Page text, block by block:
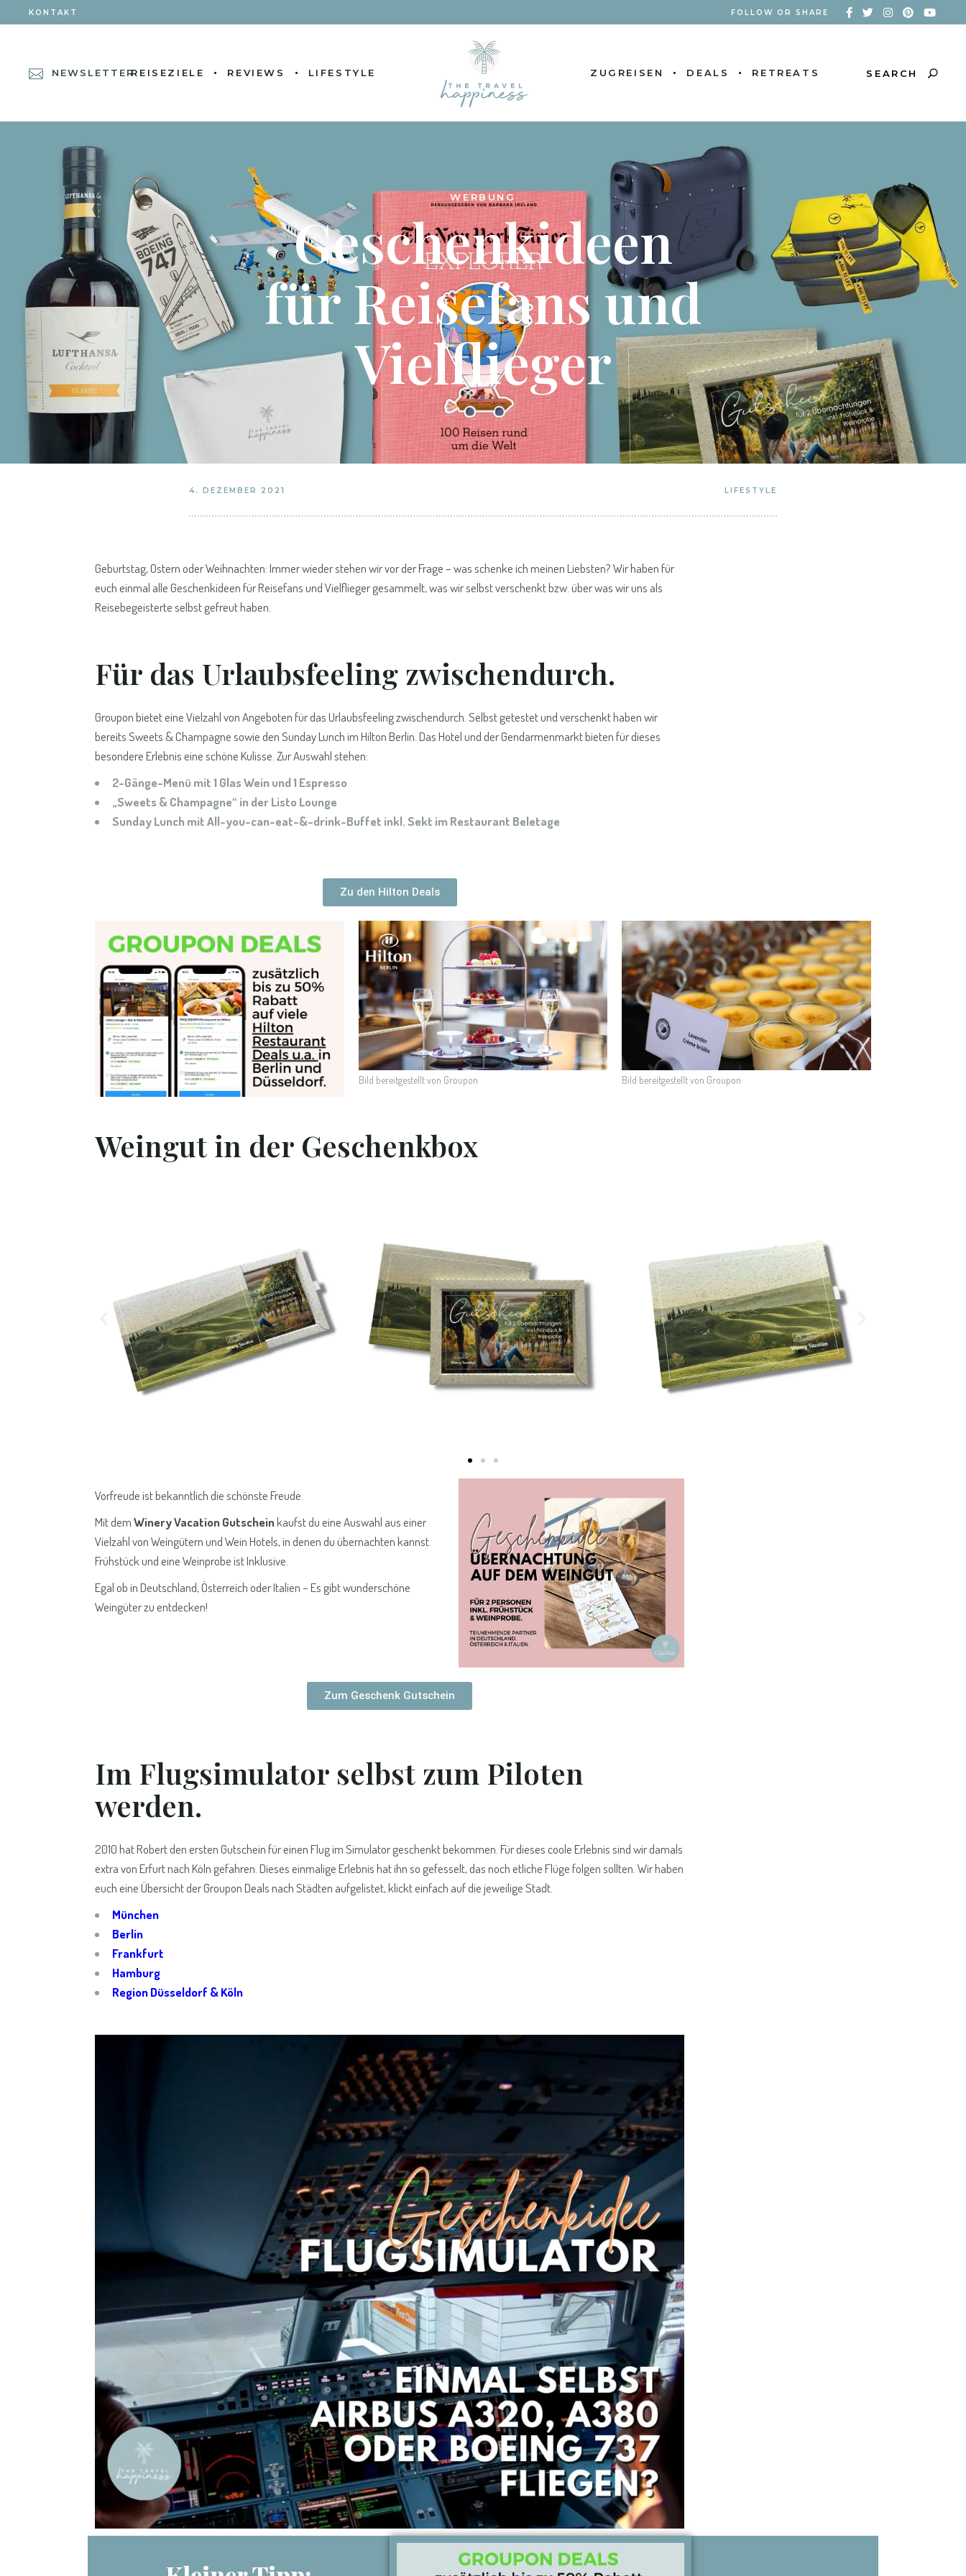
KONTAKT FOLLOW OR SHARE
NEWSLETTERREISEZIELE REVIEWS LIFESTYLE ZUGREISEN DEALS RETREATS SEARCH
WERBUNG
Geschenkideen
für Reisefans und
Vielflieger
4. DEZEMBER 2021 LIFESTYLE
Geburtstag, Ostern oder Weihnachten: Immer wieder stehen wir vor der Frage – was schenke ich meinen Liebsten? Wir haben für
euch einmal alle Geschenkideen für Reisefans und Vielflieger gesammelt, was wir selbst verschenkt bzw. über was wir uns als
Reisebegeisterte selbst gefreut haben.
Für das Urlaubsfeeling zwischendurch.
Groupon bietet eine Vielzahl von Angeboten für das Urlaubsfeeling zwischendurch. Selbst getestet und verschenkt haben wir
bereits Sweets & Champagne sowie den Sunday Lunch im Hilton Berlin. Das Hotel und der Gendarmenmarkt bieten für dieses
besondere Erlebnis eine schöne Kulisse. Zur Auswahl stehen:
2-Gänge-Menü mit 1 Glas Wein und 1 Espresso
„Sweets & Champagne“ in der Listo Lounge
Sunday Lunch mit All-you-can-eat-&-drink-Buffet inkl. Sekt im Restaurant Beletage
Zu den Hilton Deals
Bild bereitgestellt von Groupon Bild bereitgestellt von Groupon
Weingut in der Geschenkbox
Vorfreude ist bekanntlich die schönste Freude.
Mit demWinery Vacation Gutscheinkaufst du eineAuswahl aus einer
Vielzahl von Weingütern und Wein Hotels, in denen du übernachten kannst.
Frühstück und eine Weinprobe ist Inklusive.
Egal ob in Deutschland, Österreich oder Italien – Es gibt wunderschöne
Weingüter zu entdecken!
Zum Geschenk Gutschein
Im Flugsimulator selbst zum Piloten
werden.
2010 hat Robert den ersten Gutschein für einen Flug im Simulator geschenkt bekommen. Für dieses coole Erlebnis sind wir damals
extra von Erfurt nach Köln gefahren. Dieses einmalige Erlebnis hat ihn so gefesselt, das noch etliche Flüge folgen sollten. Wir haben
euch eine Übersicht der Groupon Deals nach Städten aufgelistet, klickt einfach auf die jeweilige Stadt.
München
Berlin
Frankfurt
Hamburg
Region Düsseldorf & Köln